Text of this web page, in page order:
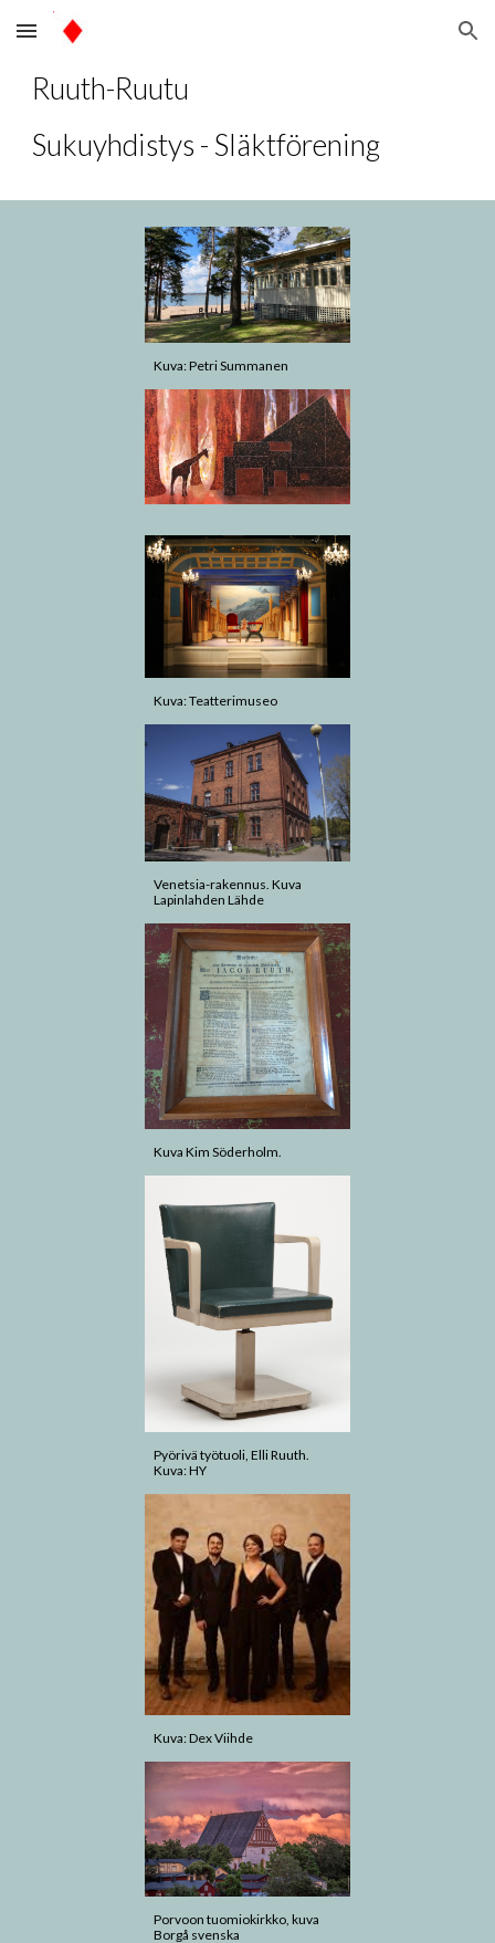
Skip to main content Skip to navigation
Ruuth-Ruutu
Sukuyhdistys - Släktförening
Kuva: Petri Summanen
Kuva: Teatterimuseo
Venetsia-rakennus. Kuva
Lapinlahden Lähde
Kuva Kim Söderholm.
Pyörivä työtuoli, Elli Ruuth.
Kuva: HY
Kuva: Dex Viihde
Porvoon tuomiokirkko, kuva
Borgå svenska